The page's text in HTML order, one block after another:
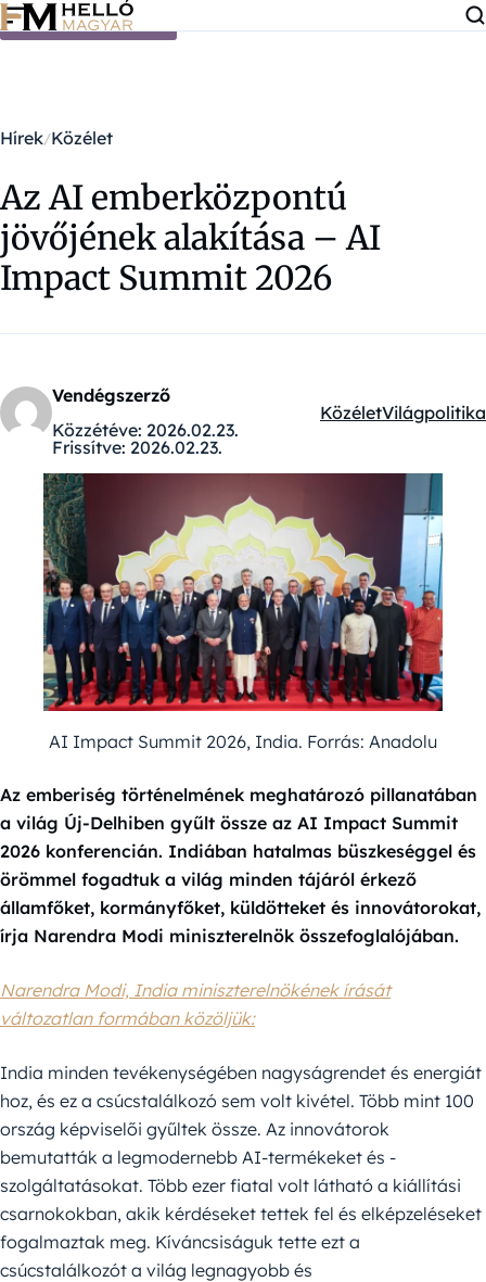
Ugrás a tartalomra
Hírek Közélet
Az AI emberközpontú
jövőjének alakítása – AI
Impact Summit 2026
Vendégszerző
Közzétéve: 2026.02.23.
Frissítve: 2026.02.23.
Kategóriák:
KözéletVilágpolitika
AI Impact Summit 2026, India. Forrás: Anadolu
Az emberiség történelmének meghatározó pillanatában
a világ Új-Delhiben gyűlt össze az AI Impact Summit
2026 konferencián. Indiában hatalmas büszkeséggel és
örömmel fogadtuk a világ minden tájáról érkező
államfőket, kormányfőket, küldötteket és innovátorokat,
írja Narendra Modi miniszterelnök összefoglalójában.
Narendra Modi, India miniszterelnökének írását
változatlan formában közöljük:
India minden tevékenységében nagyságrendet és energiát
hoz, és ez a csúcstalálkozó sem volt kivétel. Több mint 100
ország képviselői gyűltek össze. Az innovátorok
bemutatták a legmodernebb AI-termékeket és -
szolgáltatásokat. Több ezer fiatal volt látható a kiállítási
csarnokokban, akik kérdéseket tettek fel és elképzeléseket
fogalmaztak meg. Kíváncsiságuk tette ezt a
csúcstalálkozót a világ legnagyobb és